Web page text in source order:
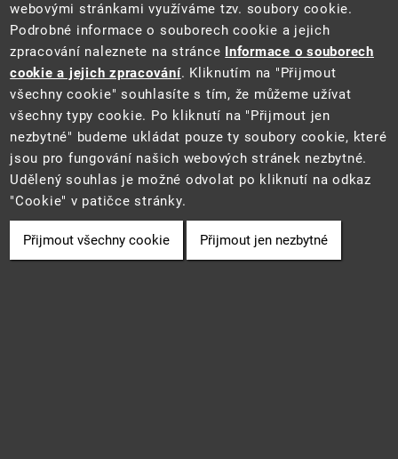
Tento web je součástí Informačního systému pro statistiku a reporting
(STAR) projektu "Platforma pro statistiku, reporting a analýzy"
(CZ.06.3.05/0.0/0.0/16_028/0006498) financovaného z EU.
2021 ©CENIA a Ministerstvo životního prostředí
• Informace jsou
poskytovány v souladu se zákonem č. 106/1999 Sb., o svobodném
přístupu k informacím.
Cookie
webovými stránkami využíváme tzv. soubory cookie.
Podrobné informace o souborech cookie a jejich
zpracování naleznete na stránce Informace o souborech
cookie a jejich zpracování. Kliknutím na "Přijmout
všechny cookie" souhlasíte s tím, že můžeme užívat
všechny typy cookie. Po kliknutí na "Přijmout jen
nezbytné" budeme ukládat pouze ty soubory cookie, které
jsou pro fungování našich webových stránek nezbytné.
Udělený souhlas je možné odvolat po kliknutí na odkaz
"Cookie" v patičce stránky.
Přijmout všechny cookie Přijmout jen nezbytné